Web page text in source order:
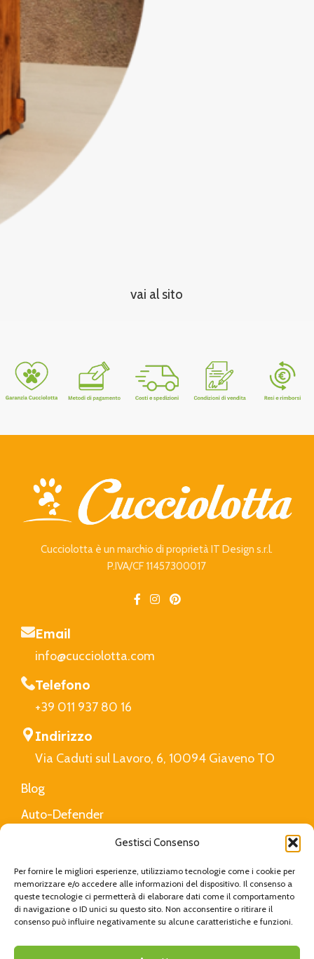
Gestisci Consenso
Per fornire le migliori esperienze, utilizziamo tecnologie come i cookie per
memorizzare e/o accedere alle informazioni del dispositivo. Il consenso a
queste tecnologie ci permetterà di elaborare dati come il comportamento
di navigazione o ID unici su questo sito. Non acconsentire o ritirare il
consenso può influire negativamente su alcune caratteristiche e funzioni.
vai al sito
Cucciolotta è un marchio di proprietà IT Design s.r.l.
P.IVA/CF 11457300017
Email
info@cucciolotta.com
Telefono
+39 011 937 80 16
Indirizzo
Via Caduti sul Lavoro, 6, 10094 Giaveno TO
Blog
Auto-Defender
Privacy Policy
CucciolottaCreated with Love byViva Digital|